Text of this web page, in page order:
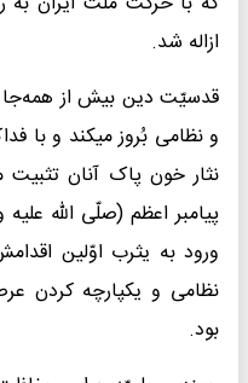
ازاله شد.
قدسیّت دین بیش از همه‌جا
و نظامی بُروز میکند و با
نثار خون پاک آنان
پیامبر اعظم (صلّی الله
ورود به یثرب اوّلین
نظامی و یکپارچه کردن
بود.